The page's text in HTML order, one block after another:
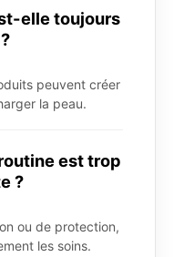
elle toujours
peuvent créer
la peau.
est trop
?
ou de protection,
les soins.